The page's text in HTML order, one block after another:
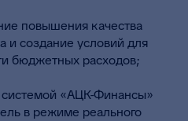
повышения качества
и создание условий для
бюджетных расходов;
«АЦК-Финансы»
в режиме реального